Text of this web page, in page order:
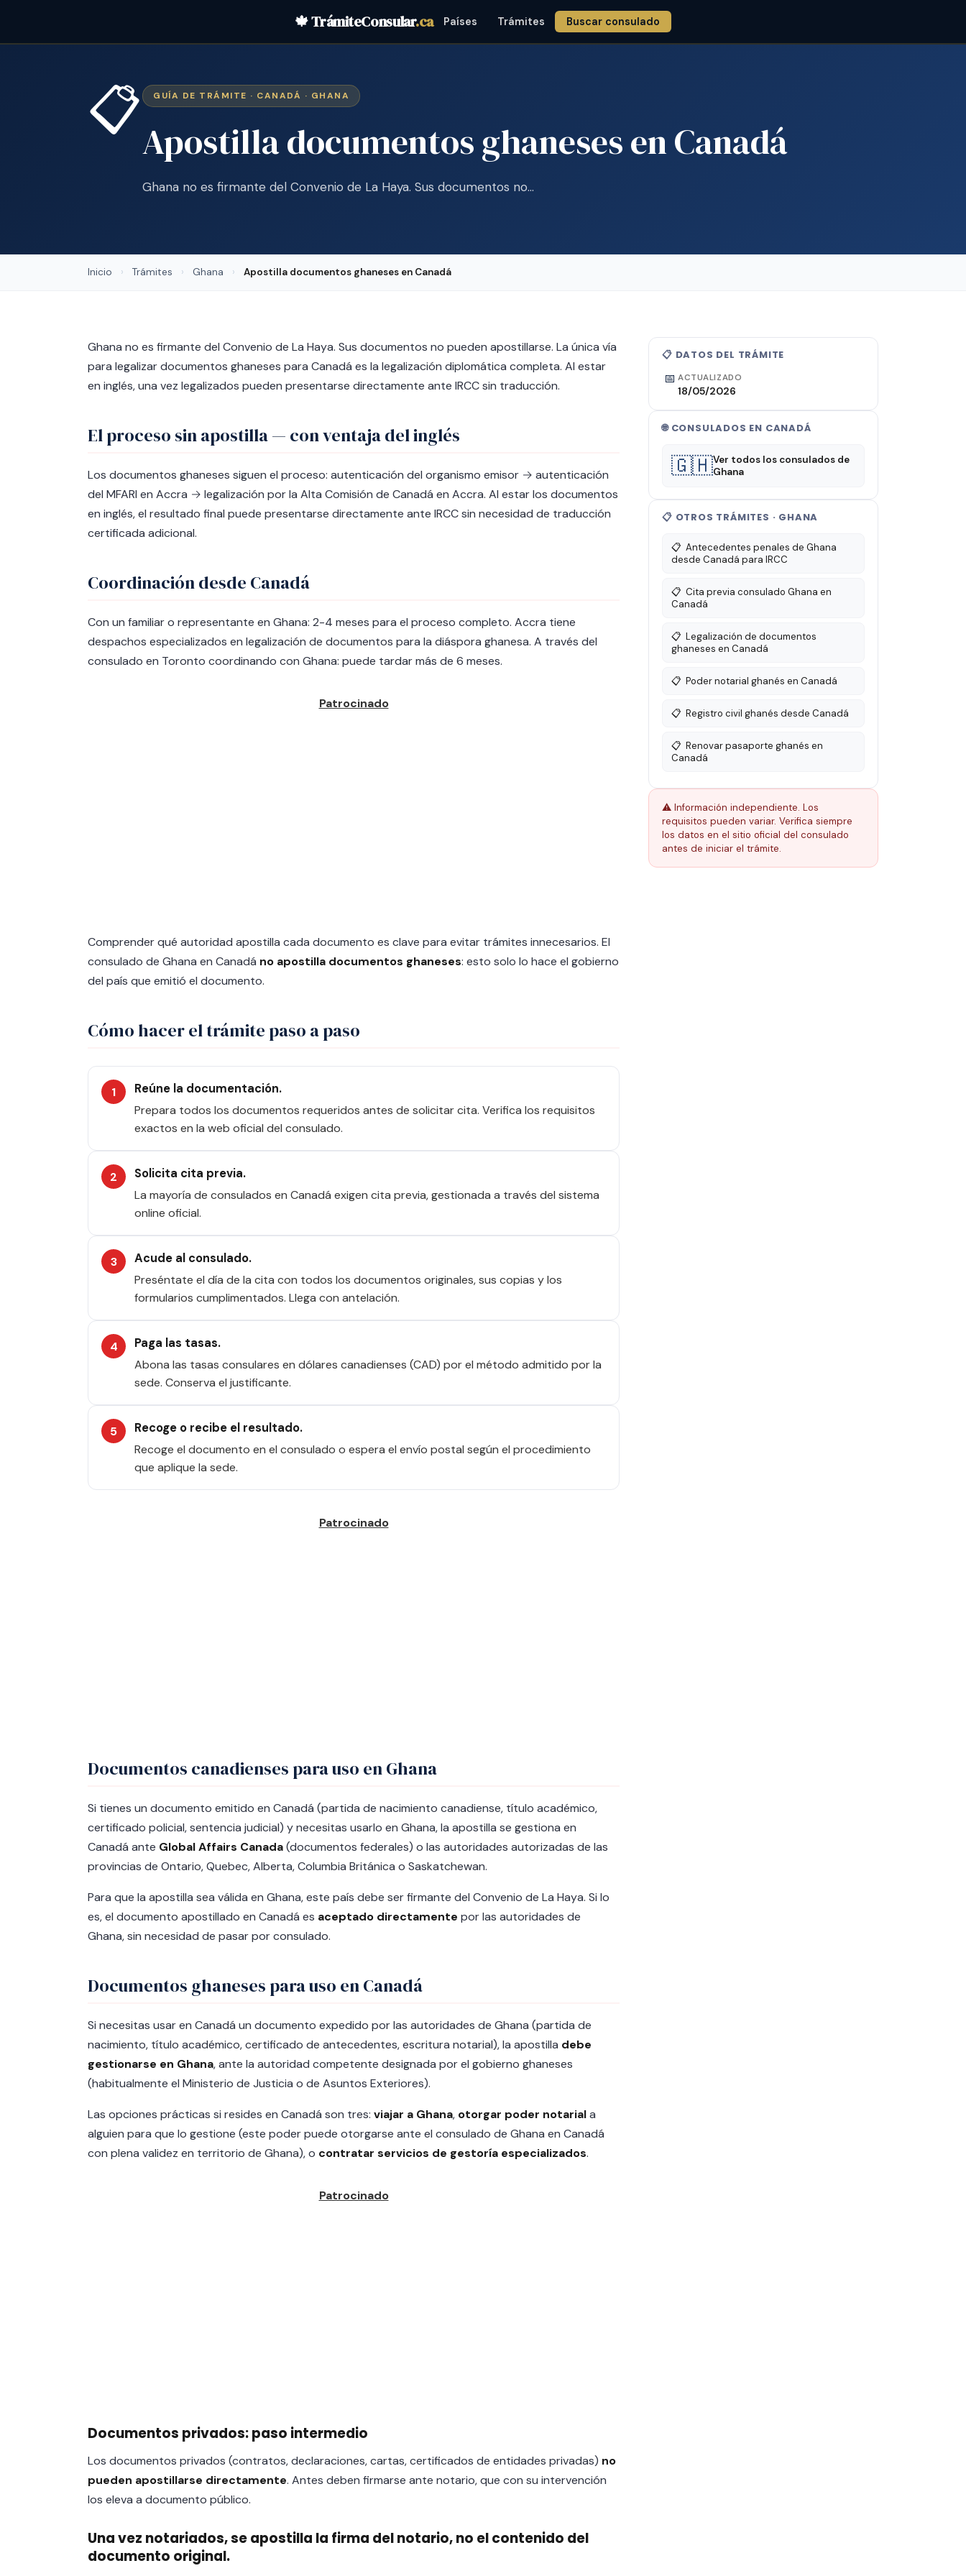
🍁 TrámiteConsular.ca Países Trámites Buscar consulado
📋 GUÍA DE TRÁMITE · CANADÁ · GHANA
Apostilla documentos ghaneses en Canadá
Ghana no es firmante del Convenio de La Haya. Sus documentos no…
Inicio › Trámites › Ghana › Apostilla documentos ghaneses en Canadá
📋 DATOS DEL TRÁMITE
📅 ACTUALIZADO
18/05/2026
🌐 CONSULADOS EN CANADÁ
🇬🇭Ver todos los consulados de
Ghana
📋 OTROS TRÁMITES · GHANA
📋 Antecedentes penales de Ghana
desde Canadá para IRCC
📋 Cita previa consulado Ghana en
Canadá
📋 Legalización de documentos
ghaneses en Canadá
📋 Poder notarial ghanés en Canadá
📋 Registro civil ghanés desde Canadá
📋 Renovar pasaporte ghanés en
Canadá
⚠️ Información independiente. Los
requisitos pueden variar. Verifica siempre
los datos en el sitio oficial del consulado
antes de iniciar el trámite.
Ghana no es firmante del Convenio de La Haya. Sus documentos no pueden apostillarse. La única vía
para legalizar documentos ghaneses para Canadá es la legalización diplomática completa. Al estar
en inglés, una vez legalizados pueden presentarse directamente ante IRCC sin traducción.
El proceso sin apostilla — con ventaja del inglés
Los documentos ghaneses siguen el proceso: autenticación del organismo emisor → autenticación
del MFARI en Accra → legalización por la Alta Comisión de Canadá en Accra. Al estar los documentos
en inglés, el resultado final puede presentarse directamente ante IRCC sin necesidad de traducción
certificada adicional.
Coordinación desde Canadá
Con un familiar o representante en Ghana: 2-4 meses para el proceso completo. Accra tiene
despachos especializados en legalización de documentos para la diáspora ghanesa. A través del
consulado en Toronto coordinando con Ghana: puede tardar más de 6 meses.
Comprender qué autoridad apostilla cada documento es clave para evitar trámites innecesarios. El
consulado de Ghana en Canadá no apostilla documentos ghaneses: esto solo lo hace el gobierno
del país que emitió el documento.
Cómo hacer el trámite paso a paso
Reúne la documentación.
Prepara todos los documentos requeridos antes de solicitar cita. Verifica los requisitos
exactos en la web oficial del consulado.
Solicita cita previa.
La mayoría de consulados en Canadá exigen cita previa, gestionada a través del sistema
online oficial.
Acude al consulado.
Preséntate el día de la cita con todos los documentos originales, sus copias y los
formularios cumplimentados. Llega con antelación.
Paga las tasas.
Abona las tasas consulares en dólares canadienses (CAD) por el método admitido por la
sede. Conserva el justificante.
Recoge o recibe el resultado.
Recoge el documento en el consulado o espera el envío postal según el procedimiento
que aplique la sede.
Documentos canadienses para uso en Ghana
Si tienes un documento emitido en Canadá (partida de nacimiento canadiense, título académico,
certificado policial, sentencia judicial) y necesitas usarlo en Ghana, la apostilla se gestiona en
Canadá ante Global Affairs Canada(documentos federales) o las autoridades autorizadas de las
provincias de Ontario, Quebec, Alberta, Columbia Británica o Saskatchewan.
Para que la apostilla sea válida en Ghana, este país debe ser firmante del Convenio de La Haya. Si lo
es, el documento apostillado en Canadá es aceptado directamente por las autoridades de
Ghana, sin necesidad de pasar por consulado.
Documentos ghaneses para uso en Canadá
Si necesitas usar en Canadá un documento expedido por las autoridades de Ghana (partida de
nacimiento, título académico, certificado de antecedentes, escritura notarial), la apostilla debe
gestionarse en Ghana, ante la autoridad competente designada por el gobierno ghaneses
(habitualmente el Ministerio de Justicia o de Asuntos Exteriores).
Las opciones prácticas si resides en Canadá son tres: viajar a Ghana, otorgar poder notariala
alguien para que lo gestione (este poder puede otorgarse ante el consulado de Ghana en Canadá
con plena validez en territorio de Ghana), o contratar servicios de gestoría especializados.
Documentos privados: paso intermedio
Los documentos privados (contratos, declaraciones, cartas, certificados de entidades privadas) no
pueden apostillarse directamente. Antes deben firmarse ante notario, que con su intervención
los eleva a documento público.
Una vez notariados, se apostilla la firma del notario, no el contenido del
documento original.